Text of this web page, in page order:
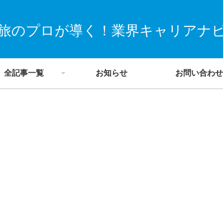
のプロが導く！業界キャリアナ
全記事一覧 お知らせ お問い合わせ